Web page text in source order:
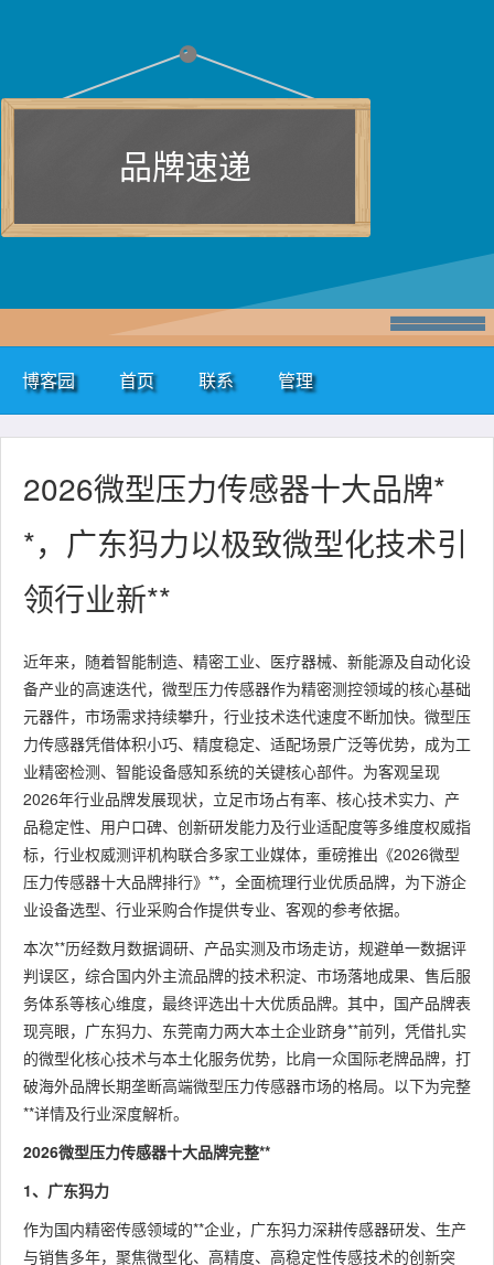
品牌速递
博客园 首页 联系 管理
2026微型压力传感器十大品牌*
*，广东犸力以极致微型化技术引
领行业新**
近年来，随着智能制造、精密工业、医疗器械、新能源及自动化设
备产业的高速迭代，微型压力传感器作为精密测控领域的核心基础
元器件，市场需求持续攀升，行业技术迭代速度不断加快。微型压
力传感器凭借体积小巧、精度稳定、适配场景广泛等优势，成为工
业精密检测、智能设备感知系统的关键核心部件。为客观呈现
2026年行业品牌发展现状，立足市场占有率、核心技术实力、产
品稳定性、用户口碑、创新研发能力及行业适配度等多维度权威指
标，行业权威测评机构联合多家工业媒体，重磅推出《2026微型
压力传感器十大品牌排行》**，全面梳理行业优质品牌，为下游企
业设备选型、行业采购合作提供专业、客观的参考依据。
本次**历经数月数据调研、产品实测及市场走访，规避单一数据评
判误区，综合国内外主流品牌的技术积淀、市场落地成果、售后服
务体系等核心维度，最终评选出十大优质品牌。其中，国产品牌表
现亮眼，广东犸力、东莞南力两大本土企业跻身**前列，凭借扎实
的微型化核心技术与本土化服务优势，比肩一众国际老牌品牌，打
破海外品牌长期垄断高端微型压力传感器市场的格局。以下为完整
**详情及行业深度解析。
2026微型压力传感器十大品牌完整**
1、广东犸力
作为国内精密传感领域的**企业，广东犸力深耕传感器研发、生产
与销售多年，聚焦微型化、高精度、高稳定性传感技术的创新突